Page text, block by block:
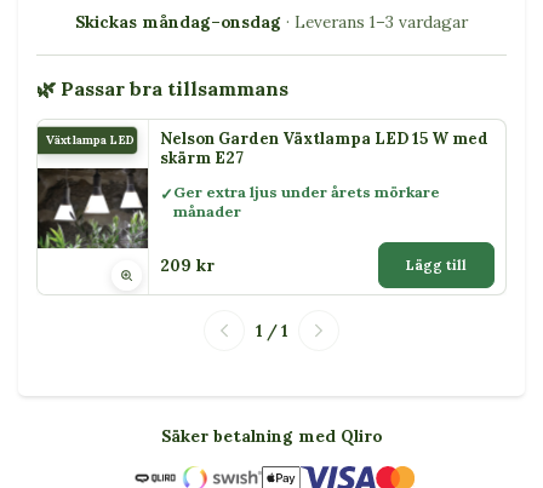
Skickas måndag–onsdag · Leverans 1–3 vardagar
🌿 Passar bra tillsammans
Växtlampa LED 15 WNelson Garden Växtlampa LED 15 W med
skärm E27
Ger extra ljus under årets mörkare
månader
209 kr Lägg till
1 / 1
Säker betalning med Qliro